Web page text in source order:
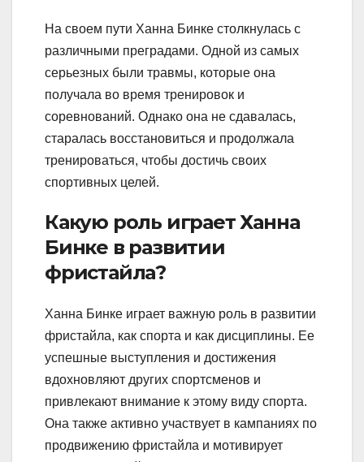
На своем пути Ханна Бинке столкнулась с
различными преградами. Одной из самых
серьезных были травмы, которые она
получала во время тренировок и
соревнований. Однако она не сдавалась,
старалась восстановиться и продолжала
тренироваться, чтобы достичь своих
спортивных целей.
Какую роль играет Ханна
Бинке в развитии
фристайла?
Ханна Бинке играет важную роль в развитии
фристайла, как спорта и как дисциплины. Ее
успешные выступления и достижения
вдохновляют других спортсменов и
привлекают внимание к этому виду спорта.
Она также активно участвует в кампаниях по
продвижению фристайла и мотивирует